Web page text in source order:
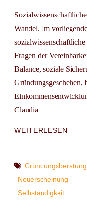
Wandel. Im
Fragen der
Balance, soziale
Gründungsgeschehen,
Claudia
WEITERLESEN
Tags
Gründungsberatung
Neuerscheinung
Selbständigkeit